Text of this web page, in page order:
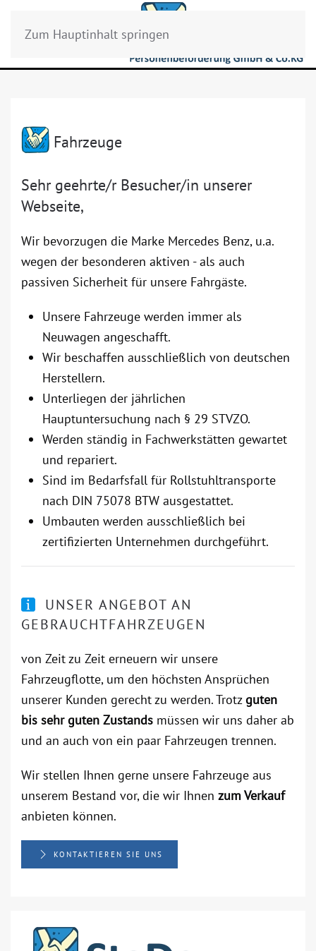
Zum Hauptinhalt springen
Fahrzeuge
Sehr geehrte/r Besucher/in unserer
Webseite,
Wir bevorzugen die Marke Mercedes Benz, u.a.
wegen der besonderen aktiven - als auch
passiven Sicherheit für unsere Fahrgäste.
Unsere Fahrzeuge werden immer als
Neuwagen angeschafft.
Wir beschaffen ausschließlich von deutschen
Herstellern.
Unterliegen der jährlichen
Hauptuntersuchung nach § 29 STVZO.
Werden ständig in Fachwerkstätten gewartet
und repariert.
Sind im Bedarfsfall für Rollstuhltransporte
nach DIN 75078 BTW ausgestattet.
Umbauten werden ausschließlich bei
zertifizierten Unternehmen durchgeführt.
UNSER ANGEBOT AN
GEBRAUCHTFAHRZEUGEN
von Zeit zu Zeit erneuern wir unsere
Fahrzeugflotte, um den höchsten Ansprüchen
unserer Kunden gerecht zu werden. Trotzguten
bis sehr guten Zustands müssen wir uns daher ab
und an auch von ein paar Fahrzeugen trennen.
Wir stellen Ihnen gerne unsere Fahrzeuge aus
unserem Bestand vor, die wir Ihnen zum Verkauf
anbieten können.
KONTAKTIEREN SIE UNS